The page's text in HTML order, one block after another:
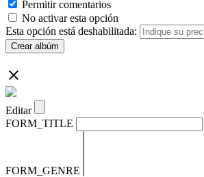
Permitir comentarios
No activar esta opción
Esta opción está deshabilitada:
Crear albúm
Editar
FORM_TITLE
FORM_GENRE